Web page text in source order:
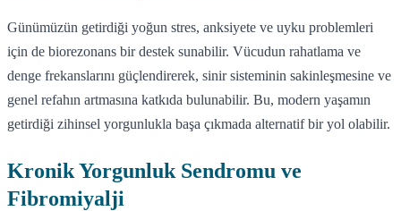
Günümüzün getirdiği yoğun stres, anksiyete ve uyku problemleri
için de biorezonans bir destek sunabilir. Vücudun rahatlama ve
denge frekanslarını güçlendirerek, sinir sisteminin sakinleşmesine ve
genel refahın artmasına katkıda bulunabilir. Bu, modern yaşamın
getirdiği zihinsel yorgunlukla başa çıkmada alternatif bir yol olabilir.
Kronik Yorgunluk Sendromu ve
Fibromiyalji